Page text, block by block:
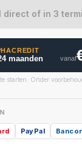
direct of in 3
maanden vanaf
starten. Onder
PayPal